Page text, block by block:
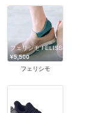
フェリシモ FELISSIMO
¥5,500
フェリシモ